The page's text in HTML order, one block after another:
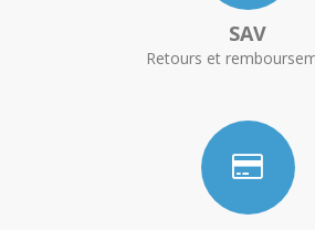
SAV
Retours et